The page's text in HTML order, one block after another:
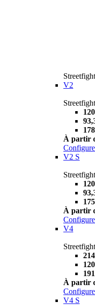
V2
À partir
V2 S
À partir
V4
À partir
V4 S